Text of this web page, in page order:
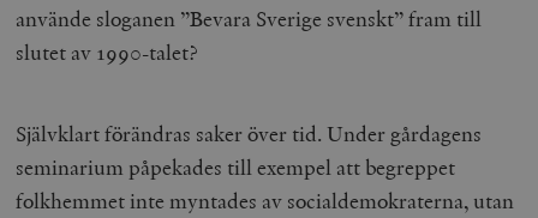
använde sloganen ”Bevara Sverige svenskt” fram till
slutet av 1990-talet?
Självklart förändras saker över tid. Under gårdagens
seminarium påpekades till exempel att begreppet
folkhemmet inte myntades av socialdemokraterna, utan